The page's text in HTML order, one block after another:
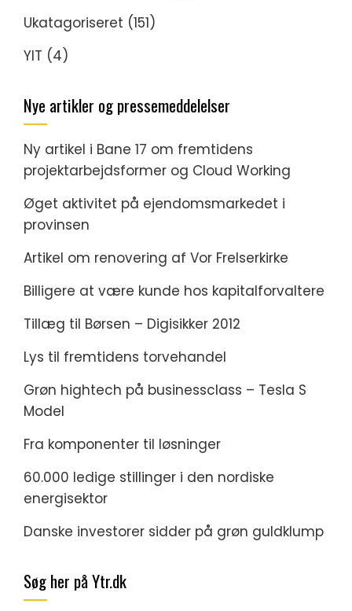
Ukatagoriseret (151)
YIT (4)
Nye artikler og pressemeddelelser
Ny artikel i Bane 17 om fremtidens
projektarbejdsformer og Cloud Working
Øget aktivitet på ejendomsmarkedet i
provinsen
Artikel om renovering af Vor Frelserkirke
Billigere at være kunde hos kapitalforvaltere
Tillæg til Børsen – Digisikker 2012
Lys til fremtidens torvehandel
Grøn hightech på businessclass – Tesla S
Model
Fra komponenter til løsninger
60.000 ledige stillinger i den nordiske
energisektor
Danske investorer sidder på grøn guldklump
Søg her på Ytr.dk